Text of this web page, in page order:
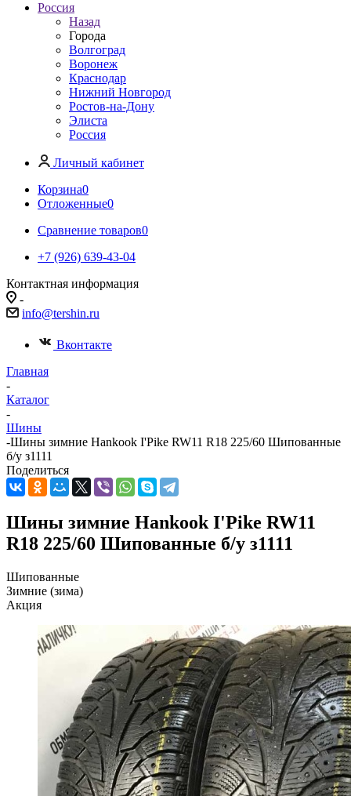
Россия
Назад
Города
Волгоград
Воронеж
Краснодар
Нижний Новгород
Ростов-на-Дону
Элиста
Россия
Личный кабинет
Корзина0
Отложенные0
Сравнение товаров0
+7 (926) 639-43-04
Контактная информация
-
info@tershin.ru
Вконтакте
Главная
-
Каталог
-
Шины
-Шины зимние Hankook I'Pike RW11 R18 225/60 Шипованные
б/у з1111
Поделиться
Шины зимние Hankook I'Pike RW11
R18 225/60 Шипованные б/у з1111
Шипованные
Зимние (зима)
Акция